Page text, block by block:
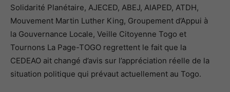
Solidarité Planétaire, AJECED, ABEJ, AIAPED, ATDH,
Mouvement Martin Luther King, Groupement d’Appui à
la Gouvernance Locale, Veille Citoyenne Togo et
Tournons La Page-TOGO regrettent le fait que la
CEDEAO ait changé d’avis sur l’appréciation réelle de la
situation politique qui prévaut actuellement au Togo.